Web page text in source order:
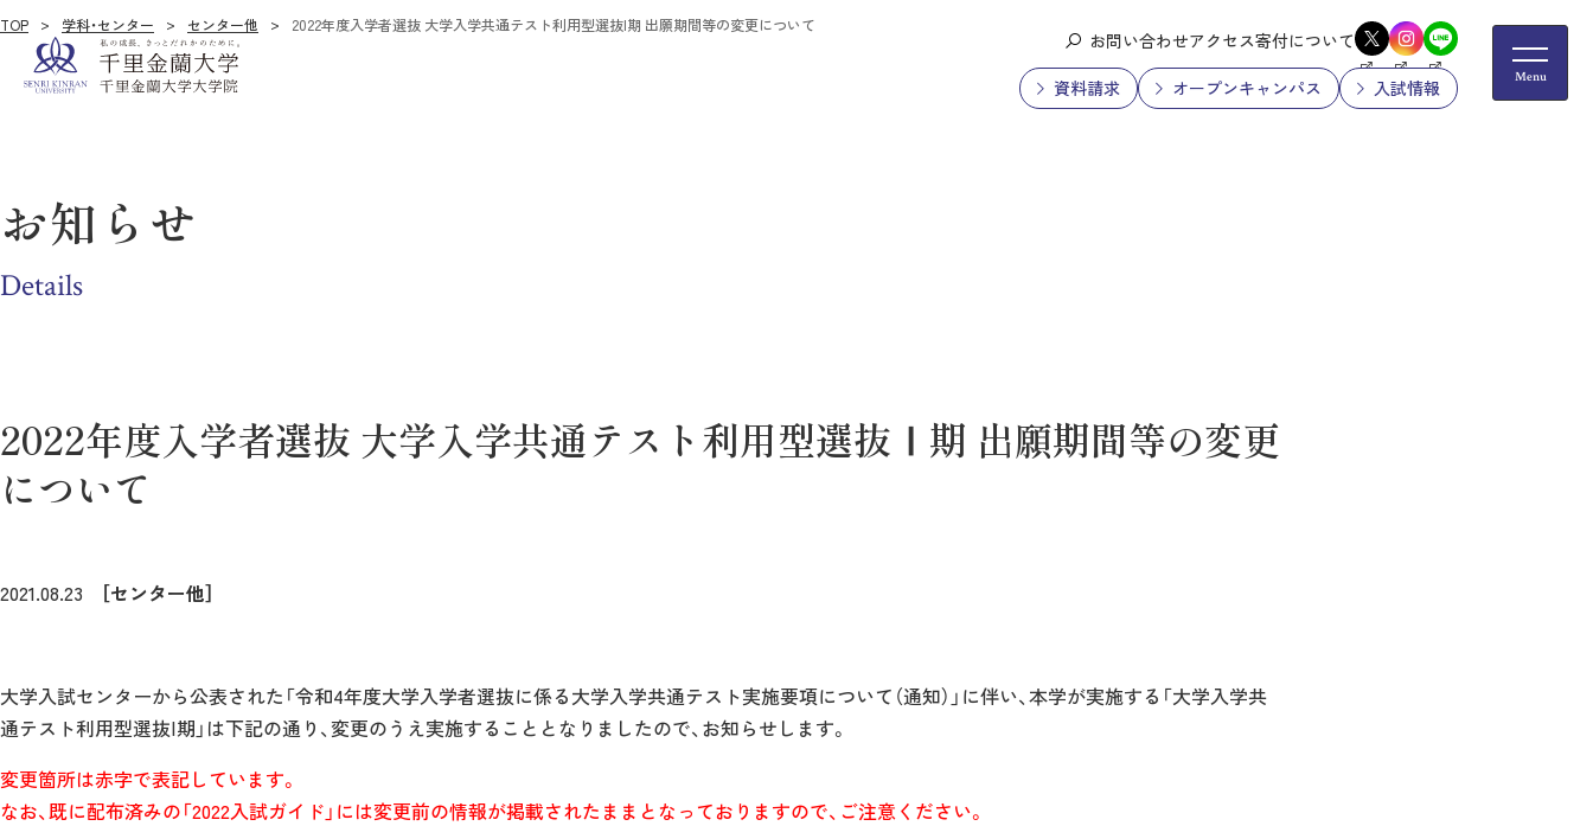
お問い合わせアクセス寄付について
資料請求 オープンキャンパス 入試情報
TOP 学科・センター センター他 2022年度入学者選抜 大学入学共通テスト利用型選抜Ⅰ期 出願期間等の変更について
お知らせ
Details
2022年度入学者選抜 大学入学共通テスト利用型選抜Ⅰ期 出願期間等の変更
について
2021.08.23 ［センター他］
大学入試センターから公表された「令和4年度大学入学者選抜に係る大学入学共通テスト実施要項について（通知）」に伴い、本学が実施する「大学入学共
通テスト利用型選抜Ⅰ期」は下記の通り、変更のうえ実施することとなりましたので、お知らせします。
変更箇所は赤字で表記しています。
なお、既に配布済みの「2022入試ガイド」には変更前の情報が掲載されたままとなっておりますので、ご注意ください。